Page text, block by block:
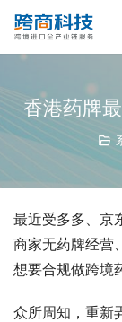
香港药牌
最近受多多、京
商家无药牌经营
想要合规做跨境
众所周知，重新